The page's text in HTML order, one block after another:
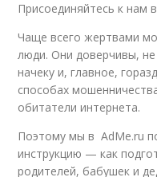
Присоединяйтесь к нам
Чаще всего жертвами
люди. Они доверчивы,
начеку и, главное,
способах
обитатели интернета.
Поэтому мы в AdMe.ru
инструкцию — как
родителей, бабушек и